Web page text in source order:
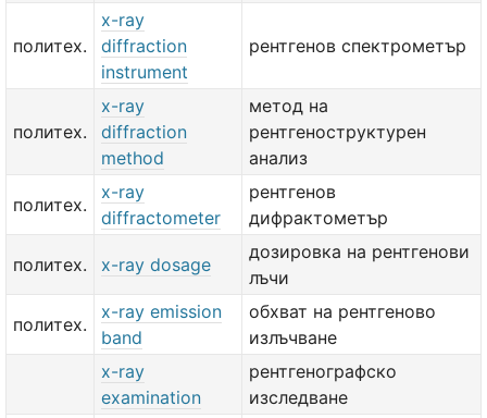
политех.
x-ray
diffraction
instrument
рентгенов спектрометър
политех.
x-ray
diffraction
method
метод на
рентгеноструктурен
анализ
политех.
x-ray
diffractometer
рентгенов
дифрактометър
политех. x-ray dosage
дозировка на рентгенови
лъчи
политех.
x-ray emission
band
обхват на рентгеново
излъчване
x-ray
examination
рентгенографско
изследване